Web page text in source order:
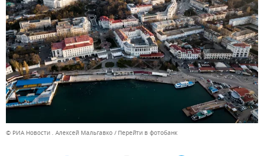
© РИА Новости . Алексей Мальгавко Перейти в фотобанк